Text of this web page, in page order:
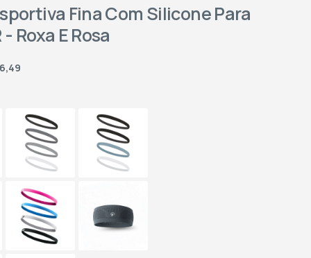
Fina Com Silicone Para
Roxa E Rosa